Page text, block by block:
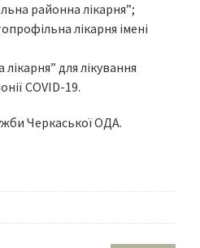
районна лікарня”;
лікарня імені
для лікування
COVID-19.
Черкаської ОДА.